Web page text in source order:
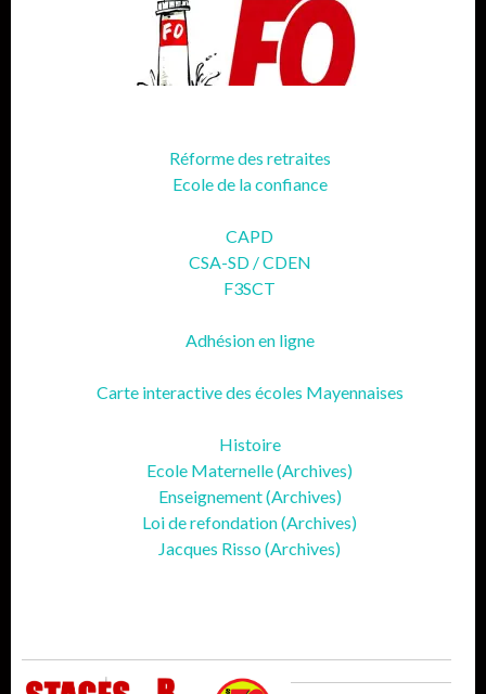
Réforme des retraites
Ecole de la confiance
CAPD
CSA-SD / CDEN
F3SCT
Adhésion en ligne
Carte interactive des écoles Mayennaises
Histoire
Ecole Maternelle (Archives)
Enseignement (Archives)
Loi de refondation (Archives)
Jacques Risso (Archives)